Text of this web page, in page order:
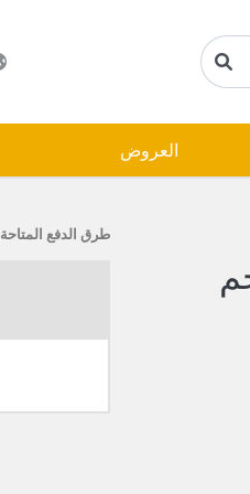
العروض
طرق الدفع المتاحة